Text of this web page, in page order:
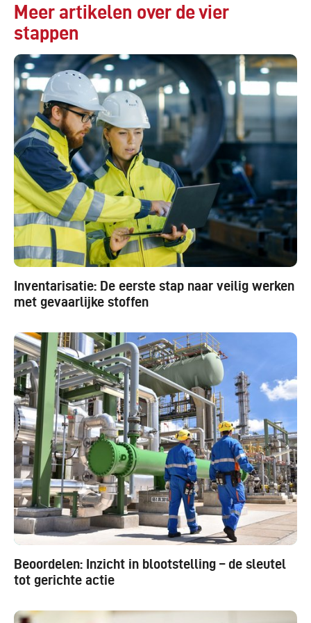
Meer artikelen over de vier
stappen
Inventarisatie: De eerste stap naar veilig werken
met gevaarlijke stoffen
Beoordelen: Inzicht in blootstelling – de sleutel
tot gerichte actie